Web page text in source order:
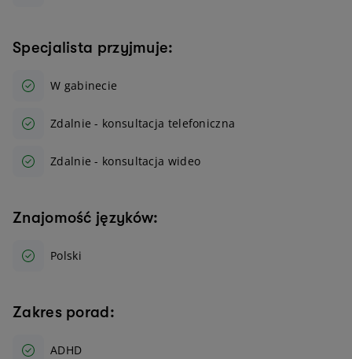
Specjalista przyjmuje:
W gabinecie
Zdalnie - konsultacja telefoniczna
Zdalnie - konsultacja wideo
Znajomość języków:
Polski
Zakres porad:
ADHD